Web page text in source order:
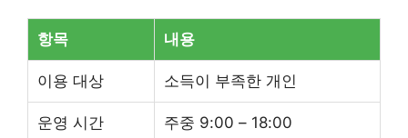
항목 내용
이용 대상 소득이 부족한 개인
운영 시간 주중 9:00 – 18:00